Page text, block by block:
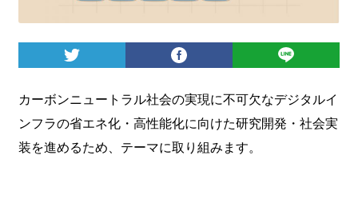
カーボンニュートラル社会の実現に不可欠なデジタルイ
ンフラの省エネ化・高性能化に向けた研究開発・社会実
装を進めるため、テーマに取り組みます。